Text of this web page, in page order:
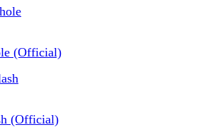
(Official)
(Official)